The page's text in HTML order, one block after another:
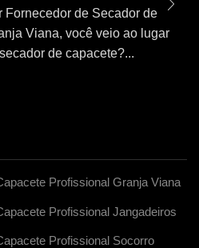
Fornecedor de Secador de
Viana, você veio ao lugar
de capacete?...
Profissional Granja Viana
Profissional Jangadeiros
Profissional Socorro